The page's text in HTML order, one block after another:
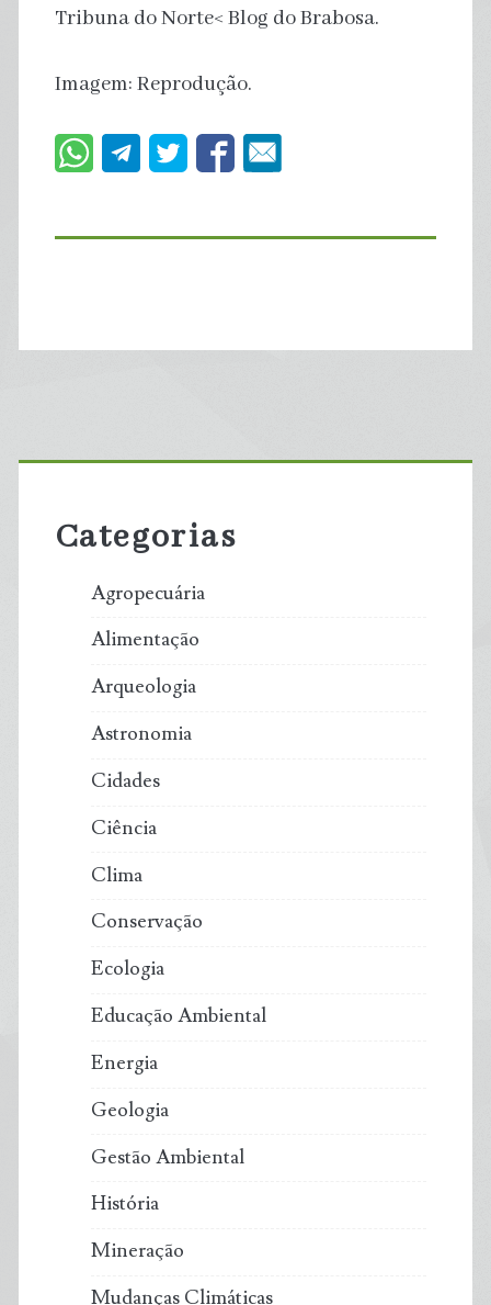
Tribuna do Norte< Blog do Brabosa.
Imagem: Reprodução.
Primary
Sidebar
Categorias
Agropecuária
Alimentação
Arqueologia
Astronomia
Cidades
Ciência
Clima
Conservação
Ecologia
Educação Ambiental
Energia
Geologia
Gestão Ambiental
História
Mineração
Mudanças Climáticas